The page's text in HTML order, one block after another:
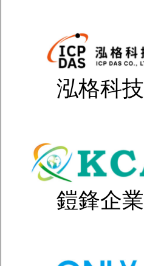
泓格科技
鎧鋒企業